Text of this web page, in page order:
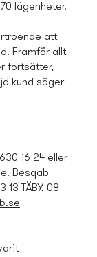
lägenheter.
att
Framför allt
fortsätter,
kund säger
16 24 eller
. Besqab
TÄBY, 08-